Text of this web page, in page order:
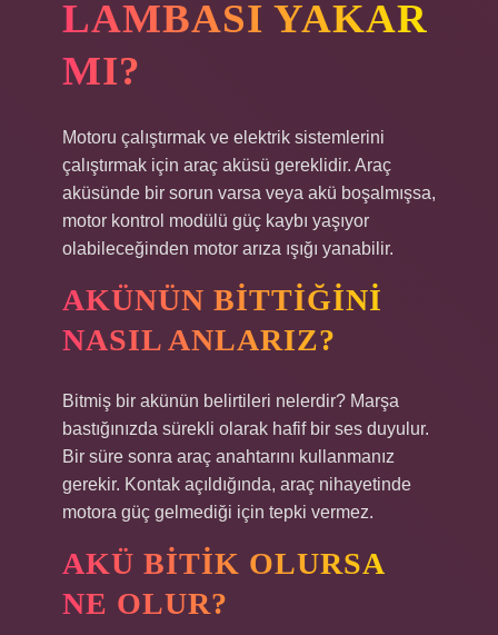
LAMBASI YAKAR
MI?
Motoru çalıştırmak ve elektrik sistemlerini
çalıştırmak için araç aküsü gereklidir. Araç
aküsünde bir sorun varsa veya akü boşalmışsa,
motor kontrol modülü güç kaybı yaşıyor
olabileceğinden motor arıza ışığı yanabilir.
AKÜNÜN BITTIĞINI
NASIL ANLARIZ?
Bitmiş bir akünün belirtileri nelerdir? Marşa
bastığınızda sürekli olarak hafif bir ses duyulur.
Bir süre sonra araç anahtarını kullanmanız
gerekir. Kontak açıldığında, araç nihayetinde
motora güç gelmediği için tepki vermez.
AKÜ BITIK OLURSA
NE OLUR?